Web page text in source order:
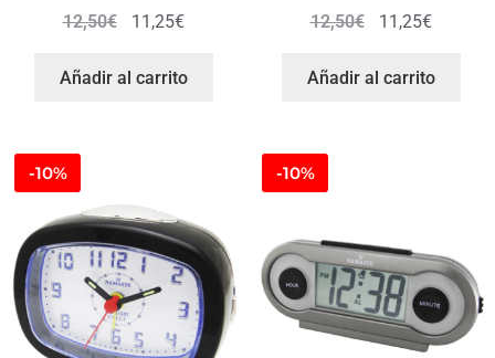
12,50€ 11,25€
Añadir al carrito
12,50€ 11,25€
Añadir al carrito
-10% -10%